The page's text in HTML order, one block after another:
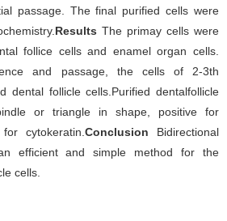
passage. The final purified cells were
Results The primay cells were
follice cells and enamel organ cells.
and passage, the cells of 2-3th
dental follicle cells.Purified dentalfollicle
or triangle in shape, positive for
cytokeratin. Conclusion Bidirectional
efficient and simple method for the
cells.